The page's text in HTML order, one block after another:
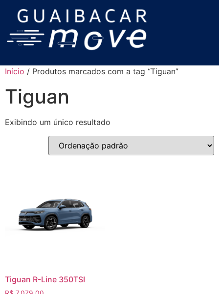
Início / Produtos marcados com a tag “Tiguan”
Tiguan
Exibindo um único resultado
Tiguan R-Line 350TSI